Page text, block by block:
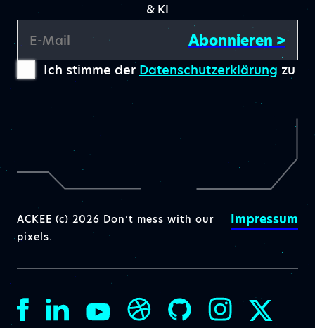
& KI
E-Mail Abonnieren >
Ich stimme der Datenschutzerklärung zu
ACKEE (c) 2026 Don’t mess with our
pixels.
Impressum